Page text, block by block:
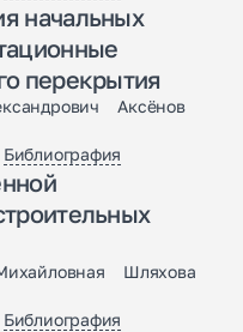
начальных
перекрытия
Аксёнов
Библиография
Шляхова
Библиография